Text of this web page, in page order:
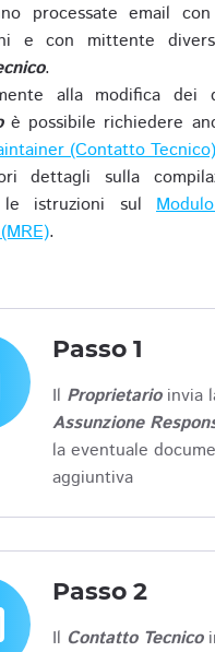
processate email
e con mittente
.
alla modifica dei
è possibile richiedere
(Contatto Tecnico)
dettagli sulla
le istruzioni sul
.
Passo 1
Il Proprietarioinvia
Assunzione
la eventuale
aggiuntiva
Passo 2
Il Contatto Tecnico